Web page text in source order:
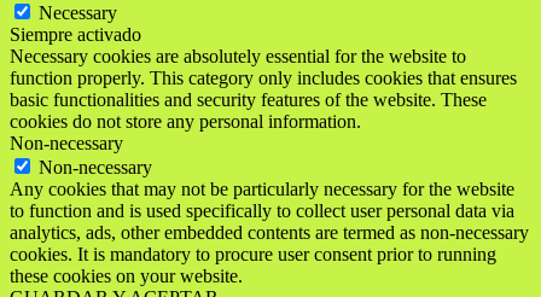
Necessary
Siempre activado
Necessary cookies are absolutely essential for the website to
function properly. This category only includes cookies that ensures
basic functionalities and security features of the website. These
cookies do not store any personal information.
Non-necessary
Non-necessary
Any cookies that may not be particularly necessary for the website
to function and is used specifically to collect user personal data via
analytics, ads, other embedded contents are termed as non-necessary
cookies. It is mandatory to procure user consent prior to running
these cookies on your website.